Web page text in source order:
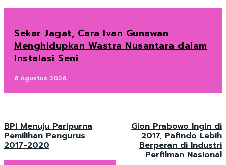
Sekar Jagat, Cara Ivan Gunawan
Menghidupkan Wastra Nusantara dalam
Instalasi Seni
6 Agustus 2026
BPI Menuju Paripurna
Pemilihan Pengurus
2017-2020
Gion Prabowo Ingin di
2017, Pafindo Lebih
Berperan di Industri
Perfilman Nasional